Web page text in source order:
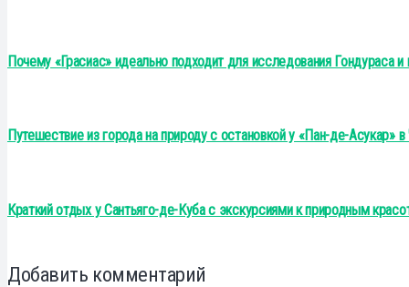
Почему «Грасиас» идеально подходит для исследования Гондураса
Путешествие из города на природу с остановкой у «Пан-де-Асукар»
Краткий отдых у Сантьяго-де-Куба с экскурсиями к природным
Добавить комментарий